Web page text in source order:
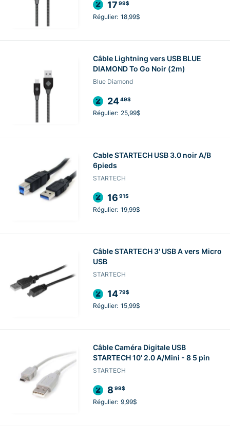
17 99$
Régulier: 18,99$
Câble Lightning vers USB BLUE
DIAMOND To Go Noir (2m)
Blue Diamond
2449$
Régulier: 25,99$
Cable STARTECH USB 3.0 noir A/B
6pieds
STARTECH
16 91$
Régulier: 19,99$
Câble STARTECH 3' USB A vers Micro
USB
STARTECH
1479$
Régulier: 15,99$
Câble Caméra Digitale USB
STARTECH 10' 2.0 A/Mini - 8 5 pin
STARTECH
8 99$
Régulier: 9,99$